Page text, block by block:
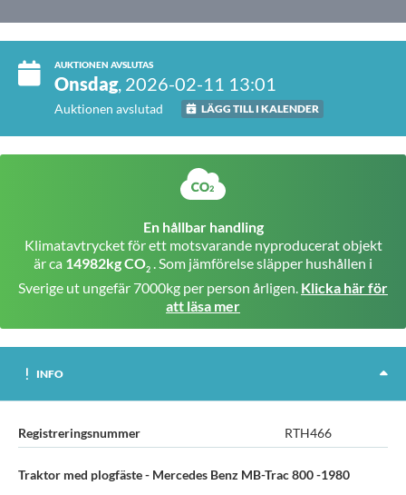
AUKTIONEN AVSLUTAS
Onsdag, 2026-02-11 13:01
Auktionen avslutad LÄGG TILL I KALENDER
En hållbar handling
Klimatavtrycket för ett motsvarande nyproducerat objekt
är ca 14982kg CO2 . Som jämförelse släpper hushållen i
Sverige ut ungefär 7000kg per person årligen. Klicka här för
att läsa mer
INFO
Registreringsnummer RTH466
Traktor med plogfäste - Mercedes Benz MB-Trac 800 -1980